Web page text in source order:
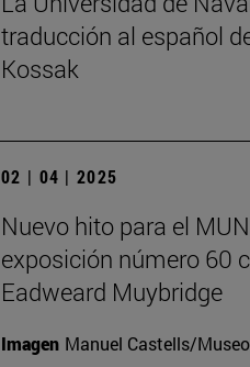
traducción al español
Kossak
02 | 04 | 2025
Nuevo hito para el
exposición número 60
Eadweard Muybridge
Imagen Manuel Castells/